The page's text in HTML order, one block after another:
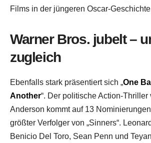
Films in der jüngeren Oscar-
Warner Bros. jubelt –
zugleich
Ebenfalls stark präsentiert sich „One
Another“. Der politische Action-
Anderson kommt auf 13
größter Verfolger von „Sinners“.
Benicio Del Toro, Sean Penn und